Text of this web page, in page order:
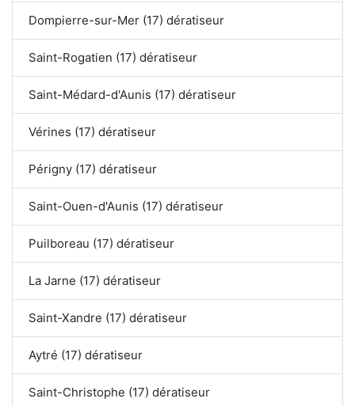
Dompierre-sur-Mer (17) dératiseur
Saint-Rogatien (17) dératiseur
Saint-Médard-d'Aunis (17) dératiseur
Vérines (17) dératiseur
Périgny (17) dératiseur
Saint-Ouen-d'Aunis (17) dératiseur
Puilboreau (17) dératiseur
La Jarne (17) dératiseur
Saint-Xandre (17) dératiseur
Aytré (17) dératiseur
Saint-Christophe (17) dératiseur